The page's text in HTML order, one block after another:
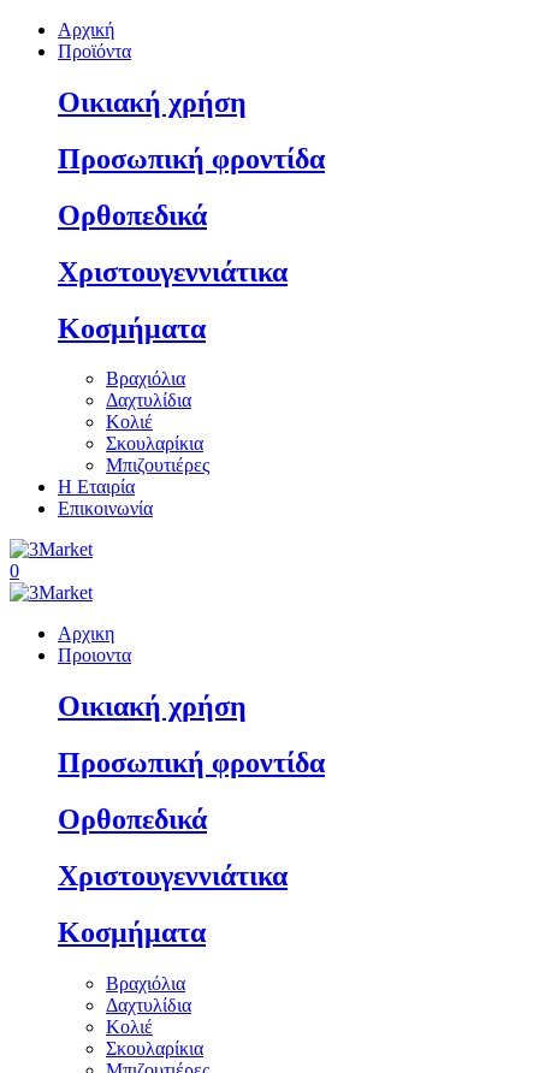
Αρχική
Προϊόντα
Οικιακή χρήση
Προσωπική φροντίδα
Ορθοπεδικά
Χριστουγεννιάτικα
Κοσμήματα
Βραχιόλια
Δαχτυλίδια
Κολιέ
Σκουλαρίκια
Μπιζουτιέρες
Η Εταιρία
Επικοινωνία
0
Αρχικη
Προιοντα
Οικιακή χρήση
Προσωπική φροντίδα
Ορθοπεδικά
Χριστουγεννιάτικα
Κοσμήματα
Βραχιόλια
Δαχτυλίδια
Κολιέ
Σκουλαρίκια